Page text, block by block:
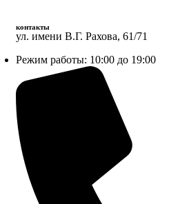
контакты
ул. имени В.Г. Рахова, 61/71
Режим работы: 10:00 до 19:00